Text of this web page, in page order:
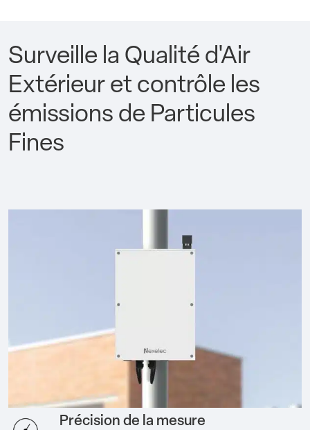
Surveille la Qualité d'Air
Extérieur et contrôle les
émissions de Particules
Fines
Précision de la mesure